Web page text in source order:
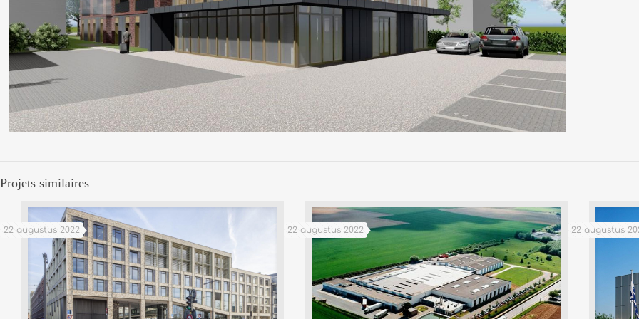
Projets similaires
22 augustus 2022 22 augustus 2022 22 augustus